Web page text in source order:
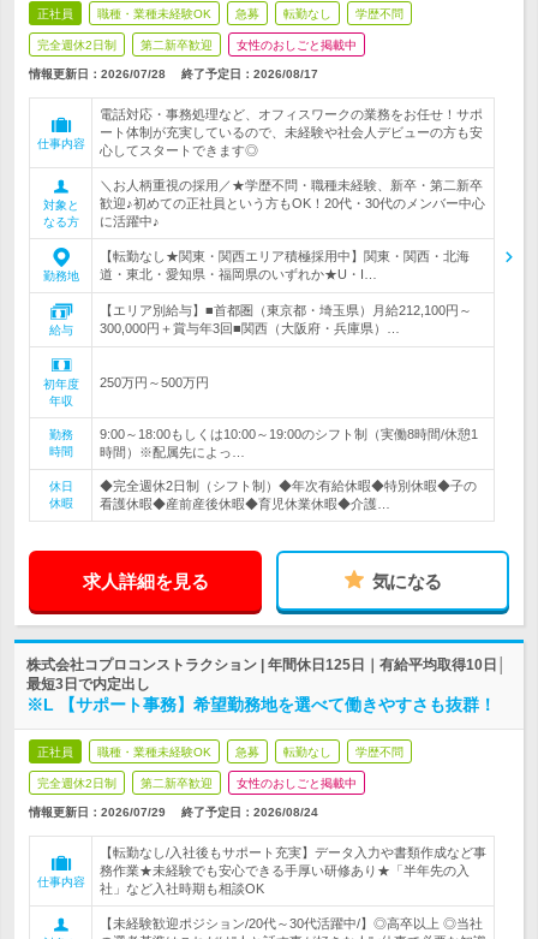
正社員 職種・業種未経験OK 急募 転勤なし 学歴不問
完全週休2日制 第二新卒歓迎 女性のおしごと掲載中
情報更新日：2026/07/28 終了予定日： 2026/08/17
仕事内容
電話対応・事務処理など、オフィスワークの業務をお任せ！サポ
ート体制が充実しているので、未経験や社会人デビューの方も安
心してスタートできます◎
対象と
なる方
＼お人柄重視の採用／★学歴不問・職種未経験、新卒・第二新卒
歓迎♪初めての正社員という方もOK！20代・30代のメンバー中心
に活躍中♪
勤務地
【転勤なし★関東・関西エリア積極採用中】関東・関西・北海
道・東北・愛知県・福岡県のいずれか★U・I…
給与
【エリア別給与】■首都圏（東京都・埼玉県）月給212,100円～
300,000円＋賞与年3回■関西（大阪府・兵庫県）…
初年度
年収
250万円～500万円
勤務
時間
9:00～18:00もしくは10:00～19:00のシフト制（実働8時間/休憩1
時間）※配属先によっ…
休日
休暇
◆完全週休2日制（シフト制）◆年次有給休暇◆特別休暇◆子の
看護休暇◆産前産後休暇◆育児休業休暇◆介護…
求人詳細を見る 気になる
株式会社コプロコンストラクション | 年間休日125日｜有給平均取得10日│
最短3日で内定出し
※L 【サポート事務】希望勤務地を選べて働きやすさも抜群！
正社員 職種・業種未経験OK 急募 転勤なし 学歴不問
完全週休2日制 第二新卒歓迎 女性のおしごと掲載中
情報更新日：2026/07/29 終了予定日： 2026/08/24
仕事内容
【転勤なし/入社後もサポート充実】データ入力や書類作成など事
務作業★未経験でも安心できる手厚い研修あり★「半年先の入
社」など入社時期も相談OK
【未経験歓迎ポジション/20代～30代活躍中/】◎高卒以上 ◎当社